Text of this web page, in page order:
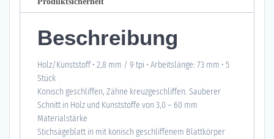
Beschreibung
Holz/Kunststoff • 2,8 mm / 9 tpi • Arbeitslänge: 73 mm • 5
Stück
Konisch geschliffen, Zähne kreuzgeschliffen. Sauberer
Schnitt in Holz und Kunststoffe von 3,0 – 60 mm
Materialstärke
Stichsägeblatt in mit konisch geschliffenem Blattkörper